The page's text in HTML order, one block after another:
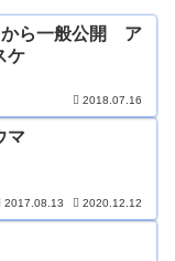
から一般公開 ア
ケ
2018.07.16
マ
2017.08.13 2020.12.12